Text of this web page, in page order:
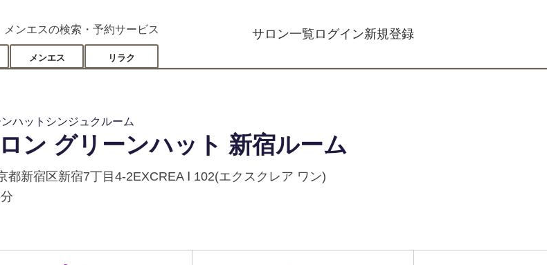
ンエスの検索・予約サービス
メンエス リラク
サロン一覧 ログイン新規登録
ハットシンジュクルーム
ン グリーンハット 新宿ルーム
都新宿区新宿7丁目4-2EXCREA Ⅰ 102(エクスクレア ワン)